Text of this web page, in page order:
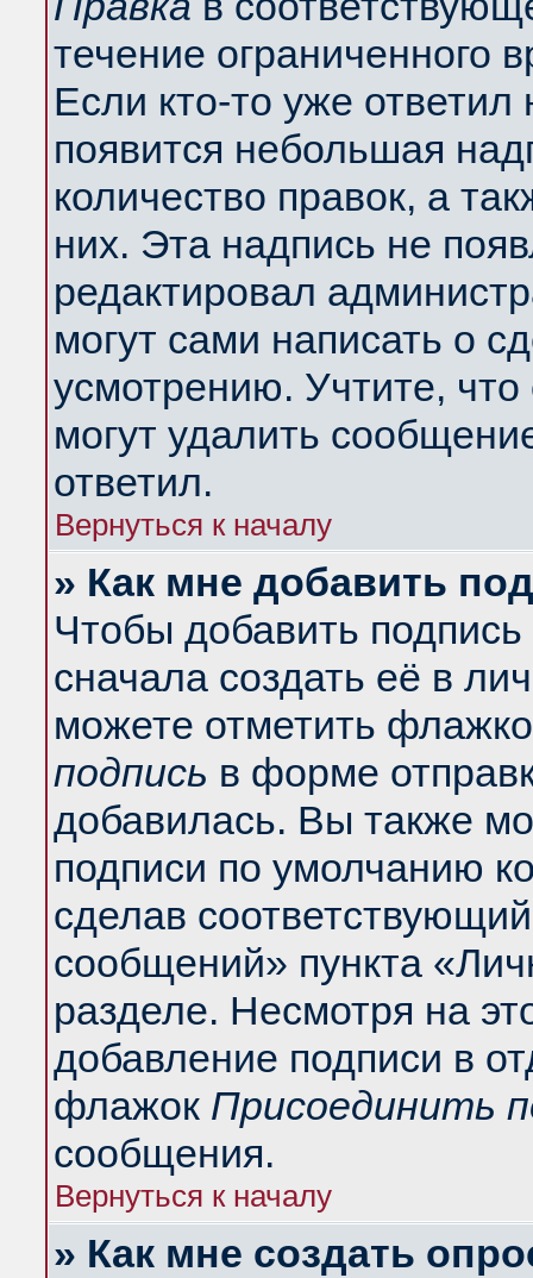
течение ограниченного
Если кто-то уже
появится небольшая
количество правок, а
них. Эта надпись не
редактировал
могут сами написать о
усмотрению. Учтите,
могут удалить
ответил.
Вернуться к началу
» Как мне добавить
Чтобы добавить
сначала создать её в
можете отметить
подпись в форме
добавилась. Вы также
подписи по умолчанию
сделав
сообщений» пункта
разделе. Несмотря на
добавление подписи в
флажок Присоединить
сообщения.
Вернуться к началу
» Как мне создать